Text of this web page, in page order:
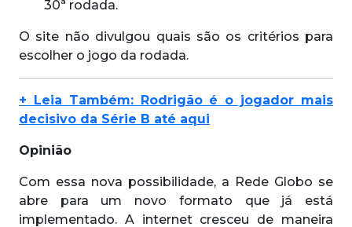
30ª rodada.
O site não divulgou quais são os critérios para
escolher o jogo da rodada.
+ Leia Também: Rodrigão é o jogador mais
decisivo da Série B até aqui
Opinião
Com essa nova possibilidade, a Rede Globo se
abre para um novo formato que já está
implementado. A internet cresceu de maneira